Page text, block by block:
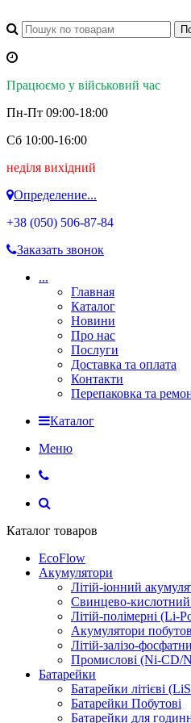
Працюємо у військовий час
Пн-Пт 09:00-18:00
Сб 10:00-16:00
неділя вихідний
Определение...
+38 (050) 506-87-84
Заказать звонок
...
Главная
Каталог
Новини
Про нас
Послуги
Доставка та оплата
Контакти
Перепаковка та
Каталог
Меню
Каталог товаров
EcoFlow
Акумулятори
Літій-іонний
Свинцево-
Літій-полімерні (Li-
Акумулятори
Літій-залізо-
Промислові (Ni-CD/
Батарейки
Батарейки літієві
Батарейки Побутові
Батарейки для